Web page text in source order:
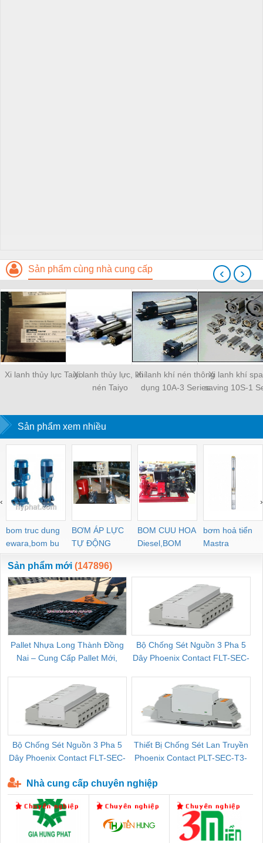
Sản phẩm cùng nhà cung cấp
Xi lanh thủy lực TaiyoXi lanh thủy lực, khí
nén Taiyo
Xi lanh khí nén thông
dụng 10A-3 Series
Xi lanh khí
saving 10S-1
‹ ›
Sản phẩm xem nhiều
bom truc dung
ewara,bom bu
ewara
BƠM ÁP LỰC
TỰ ĐỘNG
BOM CUU HOA
Diesel,BOM
CHUA CHAY
bơm hoả tiển
Mastra
‹ ›
Sản phẩm mới (147896)
Pallet Nhựa Long Thành Đồng
Nai – Cung Cấp Pallet Mới,
Bộ Chống Sét Nguồn 3 Pha 5
Dây Phoenix Contact FLT-SEC-
Bộ Chống Sét Nguồn 3 Pha 5
Dây Phoenix Contact FLT-SEC-
Thiết Bị Chống Sét Lan Truyền
Phoenix Contact PLT-SEC-T3-
Nhà cung cấp chuyên nghiệp